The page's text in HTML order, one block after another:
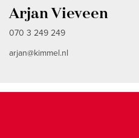
Arjan Vieveen
070 3 249 249
arjan@kimmel.nl